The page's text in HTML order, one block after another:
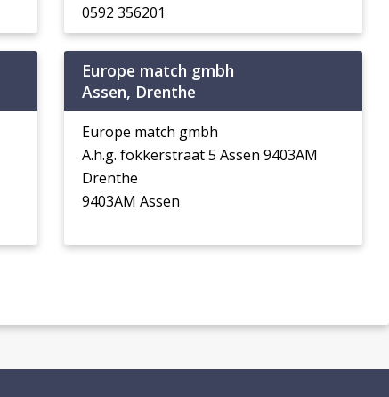
0592 356201
Europe match gmbh
Assen, Drenthe
Europe match gmbh
A.h.g. fokkerstraat 5 Assen 9403AM
Drenthe
9403AM Assen